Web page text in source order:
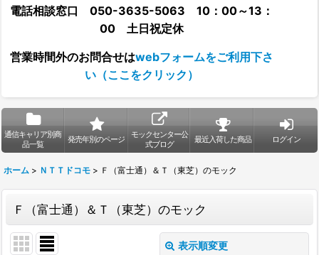
電話相談窓口 050-3635-5063 10：00～13：
00 土日祝定休
営業時間外のお問合せはwebフォームをご利用下さ
い（ここをクリック）
通信キャリア別商
品一覧
発売年別のページ
モックセンター公
式ブログ
最近入荷した商品 ログイン
ホーム > ＮＴＴドコモ > Ｆ（富士通）＆Ｔ（東芝）のモック
Ｆ（富士通）＆Ｔ（東芝）のモック
表示順変更